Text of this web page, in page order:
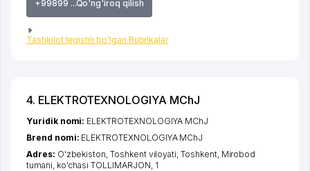
+99899 ...Qo'ng'iroq qilish
Tashkilot tegishli bo'lgan Rubrikalar
4. ELEKTROTEXNOLOGIYA MChJ
Yuridik nomi: ELEKTROTEXNOLOGIYA MChJ
Brend nomi: ELEKTROTEXNOLOGIYA MChJ
Adres: O'zbekiston,Toshkent viloyati ,Toshkent, Mirobod
tumani ko'chasi TOLLIMARJON , 1